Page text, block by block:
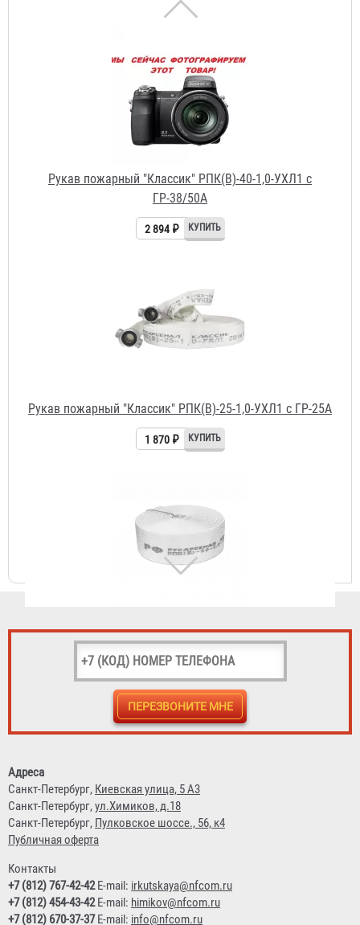
Рукав пожарный "Классик" РПК(В)-40-1,0-УХЛ1 с
ГР-38/50А
2 894 ₽
1 870 ₽
Рукав пожарный "Классик" РПК(В)-25-1,0-УХЛ1
1 343 ₽
Адреса
Санкт-Петербург, Киевская улица, 5 А3
Санкт-Петербург,ул.Химиков, д.18
Санкт-Петербург, Пулковское шоссе., 56, к4
Публичная оферта
Контакты
+7 (812) 767-42-42E-mail: irkutskaya@nfcom.ru
+7 (812) 454-43-42E-mail: himikov@nfcom.ru
+7 (812) 670-37-37E-mail: info@nfcom.ru